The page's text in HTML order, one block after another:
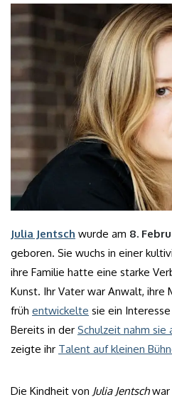
Julia Jentsch wurde am 8.
geboren. Sie wuchs in einer
ihre Familie hatte eine starke
Kunst. Ihr Vater war Anwalt, ihre
früh entwickelte sie ein
Bereits in der Schulzeit nahm
zeigte ihr Talent auf kleinen
Die Kindheit von Julia Jentschwar